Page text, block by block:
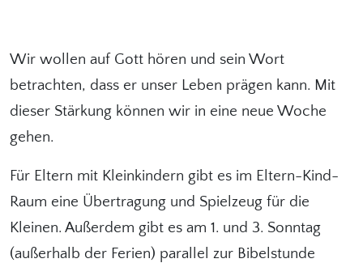
Wir wollen auf Gott hören und sein Wort
betrachten, dass er unser Leben prägen kann. Mit
dieser Stärkung können wir in eine neue Woche
gehen.
Für Eltern mit Kleinkindern gibt es im Eltern-Kind-
Raum eine Übertragung und Spielzeug für die
Kleinen. Außerdem gibt es am 1. und 3. Sonntag
(außerhalb der Ferien) parallel zur Bibelstunde